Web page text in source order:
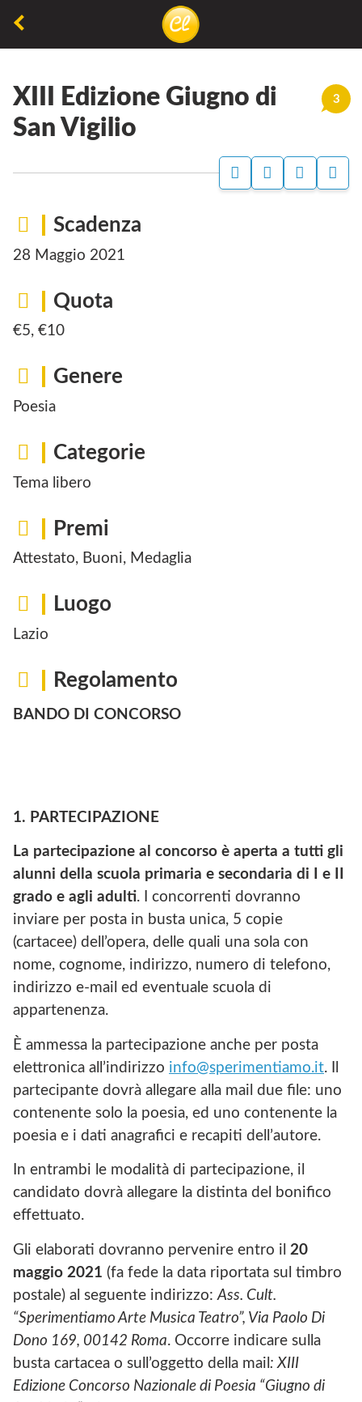
non
permette
permette
respirare
3
XIII Edizione Giugno di
San Vigilio
Scadenza
28 Maggio 2021
Quota
€5, €10
Genere
Poesia
Categorie
Tema libero
Premi
Attestato, Buoni, Medaglia
Luogo
Lazio
Regolamento
BANDO DI CONCORSO
1. PARTECIPAZIONE
La partecipazione al concorso è aperta a tutti gli
alunni della scuola primaria e secondaria di I e II
grado e agli adulti. I concorrenti dovranno
inviare per posta in busta unica, 5 copie
(cartacee) dell’opera, delle quali una sola con
nome, cognome, indirizzo, numero di telefono,
indirizzo e-mail ed eventuale scuola di
appartenenza.
È ammessa la partecipazione anche per posta
elettronica all’indirizzo info@sperimentiamo.it. Il
partecipante dovrà allegare alla mail due file: uno
contenente solo la poesia, ed uno contenente la
poesia e i dati anagrafici e recapiti dell’autore.
In entrambi le modalità di partecipazione, il
candidato dovrà allegare la distinta del bonifico
effettuato.
Gli elaborati dovranno pervenire entro il 20
maggio 2021 (fa fede la data riportata sul timbro
postale) al seguente indirizzo: Ass. Cult.
“Sperimentiamo Arte Musica Teatro”, Via Paolo Di
Dono 169, 00142 Roma. Occorre indicare sulla
busta cartacea o sull’oggetto della mail : XIII
Edizione Concorso Nazionale di Poesia “Giugno di